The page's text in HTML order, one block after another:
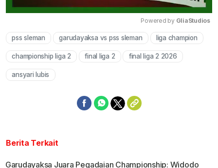
Mute
Powered by GliaStudios
pss sleman garudayaksa vs pss sleman liga champion
championship liga 2 final liga 2 final liga 2 2026
ansyari lubis
Berita Terkait
Garudayaksa Juara Pegadaian Championship: Widodo